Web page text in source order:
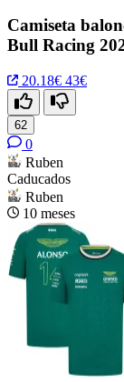
Camiseta
Bull Racing
20.18€ 43€
62
0
Ruben
Caducados
Ruben
10 meses